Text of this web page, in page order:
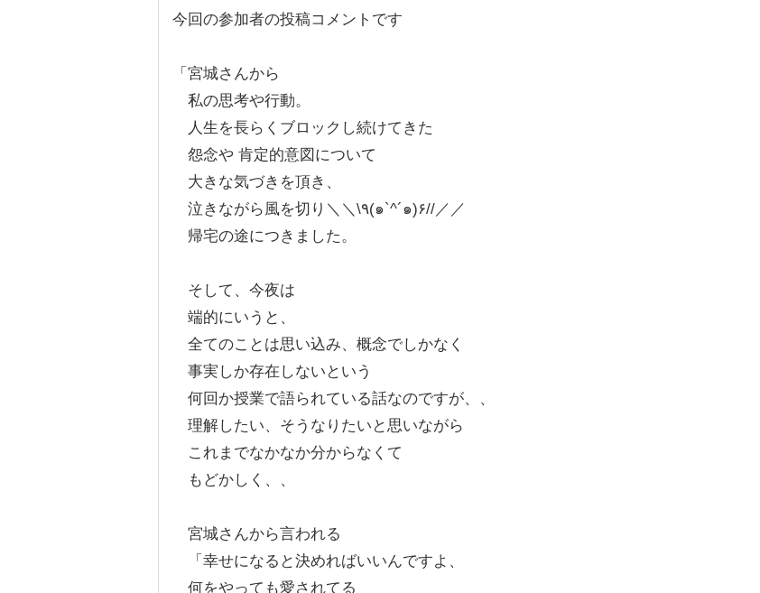
今回の参加者の投稿コメントです
「宮城さんから
私の思考や行動。
人生を長らくブロックし続けてきた
怨念や 肯定的意図について
大きな気づきを頂き、
泣きながら風を切り＼＼\٩(๑`^´๑)۶//／／
帰宅の途につきました。
そして、今夜は
端的にいうと、
全てのことは思い込み、概念でしかなく
事実しか存在しないという
何回か授業で語られている話なのですが、、
理解したい、そうなりたいと思いながら
これまでなかなか分からなくて
もどかしく、、
宮城さんから言われる
「幸せになると決めればいいんですよ、
何をやっても愛されてる